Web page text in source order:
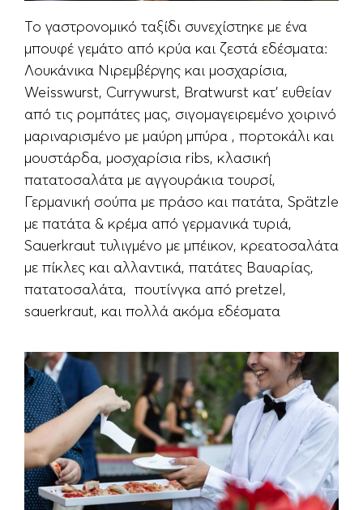
Το γαστρονομικό ταξίδι συνεχίστηκε με ένα
μπουφέ γεμάτο από κρύα και ζεστά εδέσματα:
Λουκάνικα Νιρεμβέργης και μοσχαρίσια,
Weisswurst, Currywurst, Bratwurst κατ’ ευθείαν
από τις ρομπάτες μας, σιγομαγειρεμένο χοιρινό
μαριναρισμένο με μαύρη μπύρα , πορτοκάλι και
μουστάρδα, μοσχαρίσια ribs, κλασική
πατατοσαλάτα με αγγουράκια τουρσί,
Γερμανική σούπα με πράσο και πατάτα, Spätzle
με πατάτα & κρέμα από γερμανικά τυριά,
Sauerkraut τυλιγμένο με μπέικον, κρεατοσαλάτα
με πίκλες και αλλαντικά, πατάτες Βαυαρίας,
πατατοσαλάτα, πουτίνγκα από pretzel,
sauerkraut, και πολλά ακόμα εδέσματα